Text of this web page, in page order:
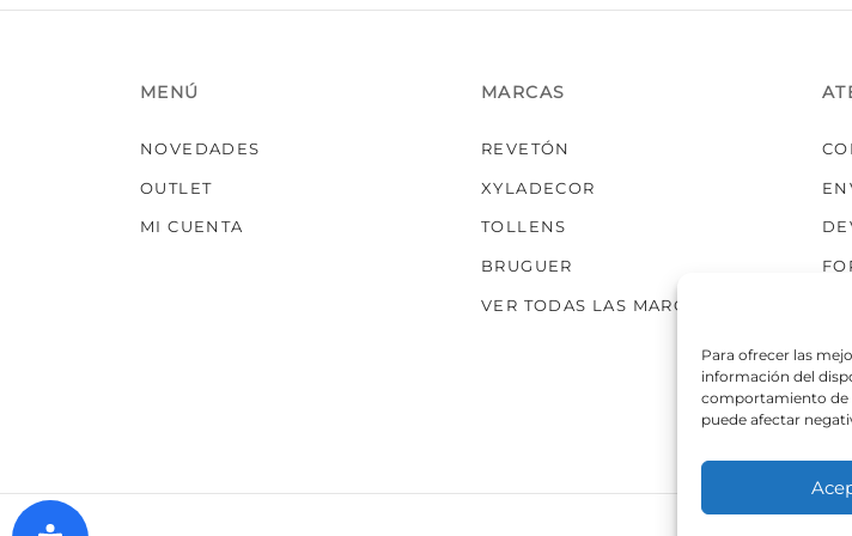
Para ofrecer las
información del
comportamiento de
puede afectar
MENÚ
NOVEDADES
OUTLET
MI CUENTA
MARCAS
REVETÓN
XYLADECOR
TOLLENS
BRUGUER
VER TODAS LAS MARCAS